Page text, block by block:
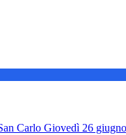
Carlo Giovedì 26